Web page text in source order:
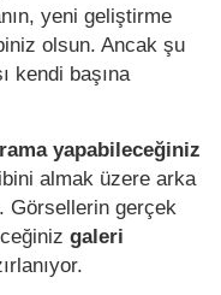
yeni geliştirme
olsun. Ancak şu
kendi başına
yapabileceğiniz
almak üzere arka
Görsellerin gerçek
galeri